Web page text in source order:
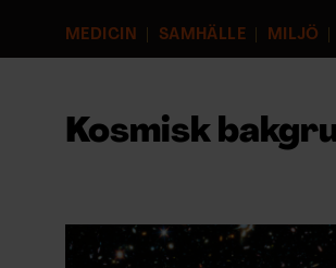
MEDICIN SAMHÄLLE MILJÖ
EVENEMANG &
KONTAKTA F&F
PRENUMERERA
Kosmisk